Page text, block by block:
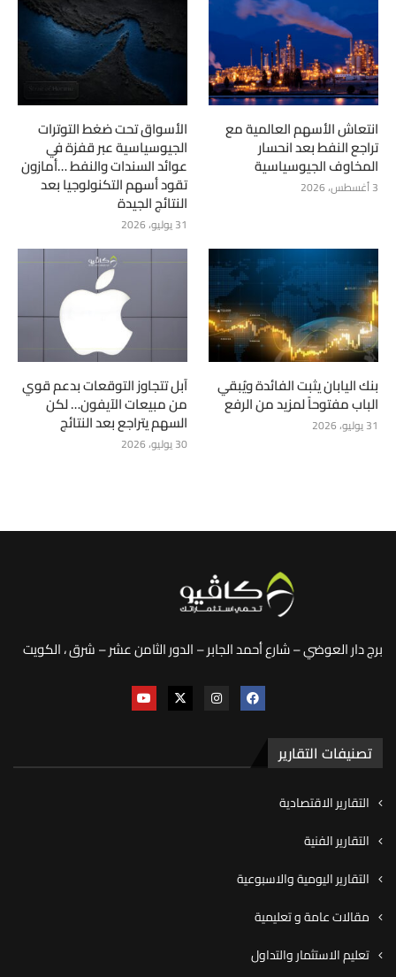
انتعاش الأسهم العالمية مع
تراجع النفط بعد انحسار
المخاوف الجيوسياسية
3 أغسطس، 2026
الأسواق تحت ضغط التوترات
الجيوسياسية عبر قفزة في
عوائد السندات والنفط …أمازون
تقود أسهم التكنولوجيا بعد
النتائج الجيدة
31 يوليو، 2026
بنك اليابان يثبت الفائدة ويُبقي
الباب مفتوحاً لمزيد من الرفع
31 يوليو، 2026
آبل تتجاوز التوقعات بدعم قوي
من مبيعات الآيفون… لكن
السهم يتراجع بعد النتائج
30 يوليو، 2026
برج دار العوضي – شارع أحمد الجابر – الدور الثامن عشر – شرق ، الكويت
تصنيفات التقارير
التقارير الاقتصادية
التقارير الفنية
التقارير اليومية والاسبوعية
مقالات عامة و تعليمية
تعليم الاستثمار والتداول